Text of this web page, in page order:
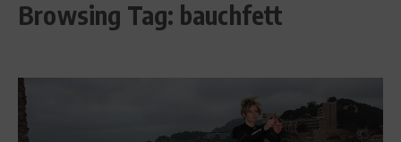
Browsing Tag: bauchfett